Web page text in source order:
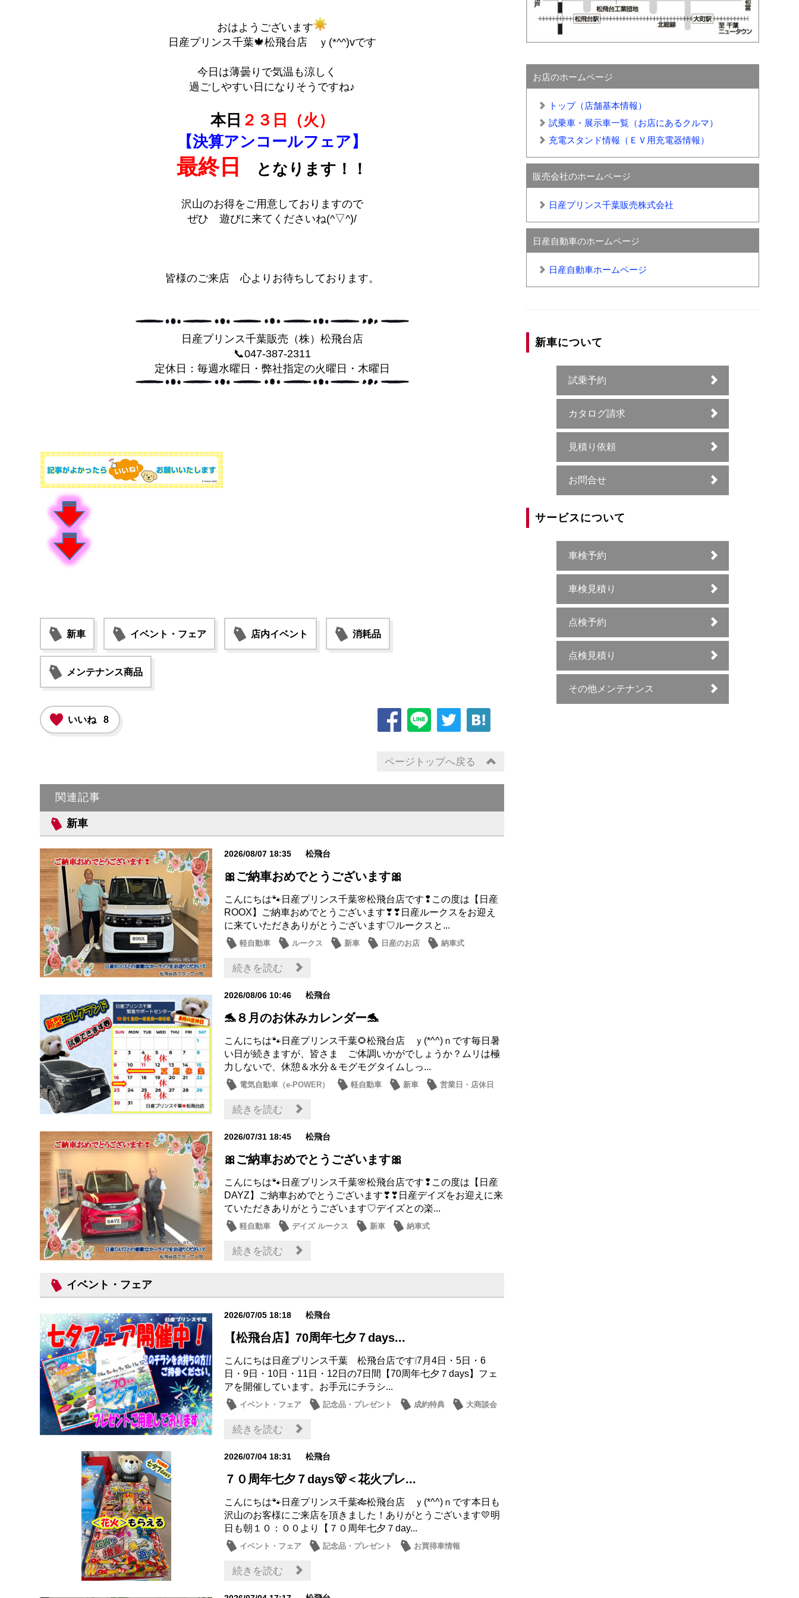
おはようございます
日産プリンス千葉🍁松飛台店 ｙ(*^^)vです
今日は薄曇りで気温も涼しく
過ごしやすい日になりそうですね♪
本日 ２３日（火）
【決算アンコールフェア】
最終日 となります！！
沢山のお得をご用意しておりますので
ぜひ 遊びに来てくださいね(^▽^)/
皆様のご来店 心よりお待ちしております。
日産プリンス千葉販売（株）松飛台店
📞047-387-2311
定休日：毎週水曜日・弊社指定の火曜日・木曜日
新車 イベント・フェア 店内イベント 消耗品
メンテナンス商品
いいね 8
ページトップへ戻る
関連記事
新車
2026/08/07 18:35 松飛台
🎀ご納車おめでとうございます🎀
こんにちは🐾日産プリンス千葉🌸松飛台店です❢この度は【日産
ROOX】ご納車おめでとうございます❣❣日産ルークスをお迎え
に来ていただきありがとうございます♡ルークスと...
軽自動車 ルークス 新車 日産のお店 納車式
続きを読む
2026/08/06 10:46 松飛台
🐬８月のお休みカレンダー🐬
こんにちは🐾日産プリンス千葉🌻松飛台店 ｙ(*^^)ｎです毎日暑
い日が続きますが、皆さま ご体調いかがでしょうか？ムリは極
力しないで、休憩＆水分＆モグモグタイムしっ...
電気自動車（e-POWER） 軽自動車 新車
営業日・店休日
続きを読む
2026/07/31 18:45 松飛台
🎀ご納車おめでとうございます🎀
こんにちは🐾日産プリンス千葉🌸松飛台店です❢この度は【日産
DAYZ】ご納車おめでとうございます❣❣日産デイズをお迎えに来
ていただきありがとうございます♡デイズとの楽...
軽自動車 デイズ ルークス 新車 納車式
続きを読む
イベント・フェア
2026/07/05 18:18 松飛台
【松飛台店】70周年七夕７days...
こんにちは日産プリンス千葉 松飛台店です❕7月4日・5日・6
日・9日・10日・11日・12日の7日間【70周年七夕７days】フェ
アを開催しています。お手元にチラシ...
イベント・フェア 記念品・プレゼント 成約特典
大商談会
続きを読む
2026/07/04 18:31 松飛台
７０周年七夕７days🐻＜花火プレ...
こんにちは🐾日産プリンス千葉🎋松飛台店 ｙ(*^^)ｎです本日も
沢山のお客様にご来店を頂きました！ありがとうございます💛明
日も朝１０：００より【７０周年七夕７day...
イベント・フェア 記念品・プレゼント
お買得車情報
メンテナンス商品
続きを読む
お店のホームページ
トップ（店舗基本情報）
試乗車・展示車一覧（お店にあるクルマ）
充電スタンド情報（ＥＶ用充電器情報）
販売会社のホームページ
日産プリンス千葉販売株式会社
日産自動車のホームページ
日産自動車ホームページ
新車について
試乗予約
カタログ請求
見積り依頼
お問合せ
サービスについて
車検予約
車検見積り
点検予約
点検見積り
その他メンテナンス